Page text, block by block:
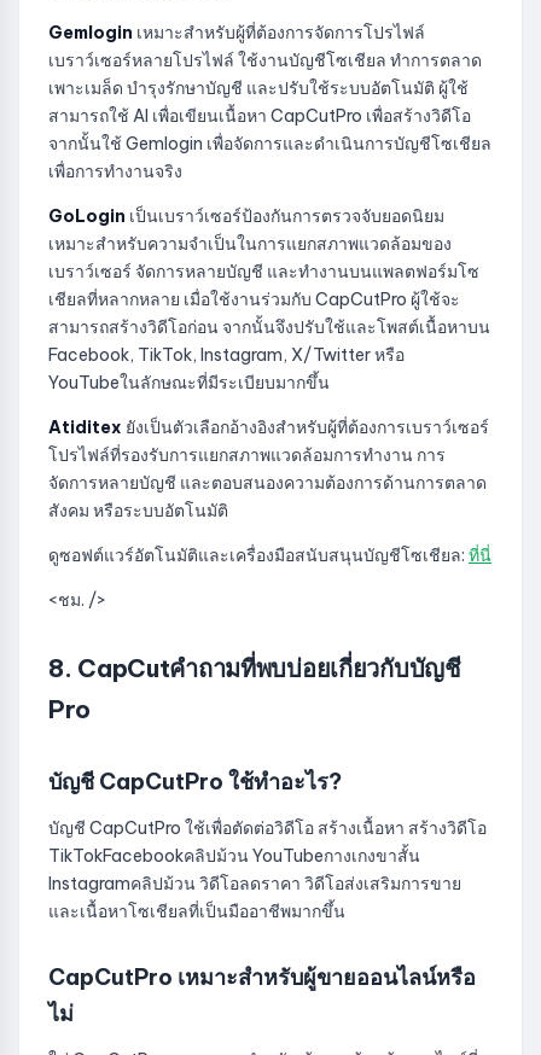
Gemlogin เหมาะสำหรับผู้ที่ต้องการจัดการโปรไฟล์
เบราว์เซอร์หลายโปรไฟล์ ใช้งานบัญชีโซเชียล ทำการตลาด
เพาะเมล็ด บำรุงรักษาบัญชี และปรับใช้ระบบอัตโนมัติ ผู้ใช้
สามารถใช้ AI เพื่อเขียนเนื้อหา CapCutPro เพื่อสร้างวิดีโอ
จากนั้นใช้ Gemlogin เพื่อจัดการและดำเนินการบัญชีโซเชียล
เพื่อการทำงานจริง
GoLogin เป็นเบราว์เซอร์ป้องกันการตรวจจับยอดนิยม
เหมาะสำหรับความจำเป็นในการแยกสภาพแวดล้อมของ
เบราว์เซอร์ จัดการหลายบัญชี และทำงานบนแพลตฟอร์มโซ
เชียลที่หลากหลาย เมื่อใช้งานร่วมกับ CapCutPro ผู้ใช้จะ
สามารถสร้างวิดีโอก่อน จากนั้นจึงปรับใช้และโพสต์เนื้อหาบน
Facebook, TikTok, Instagram, X/Twitter หรือ
YouTubeในลักษณะที่มีระเบียบมากขึ้น
Atiditex ยังเป็นตัวเลือกอ้างอิงสำหรับผู้ที่ต้องการเบราว์เซอร์
โปรไฟล์ที่รองรับการแยกสภาพแวดล้อมการทำงาน การ
จัดการหลายบัญชี และตอบสนองความต้องการด้านการตลาด
สังคม หรือระบบอัตโนมัติ
ดูซอฟต์แวร์อัตโนมัติและเครื่องมือสนับสนุนบัญชีโซเชียล: ที่นี่
<ชม. />
8. CapCutคำถามที่พบบ่อยเกี่ยวกับบัญชี
Pro
บัญชี CapCutPro ใช้ทำอะไร?
บัญชี CapCutPro ใช้เพื่อตัดต่อวิดีโอ สร้างเนื้อหา สร้างวิดีโอ
TikTokFacebookคลิปม้วน YouTubeกางเกงขาสั้น
Instagramคลิปม้วน วิดีโอลดราคา วิดีโอส่งเสริมการขาย
และเนื้อหาโซเชียลที่เป็นมืออาชีพมากขึ้น
CapCutPro เหมาะสำหรับผู้ขายออนไลน์หรือ
ไม่